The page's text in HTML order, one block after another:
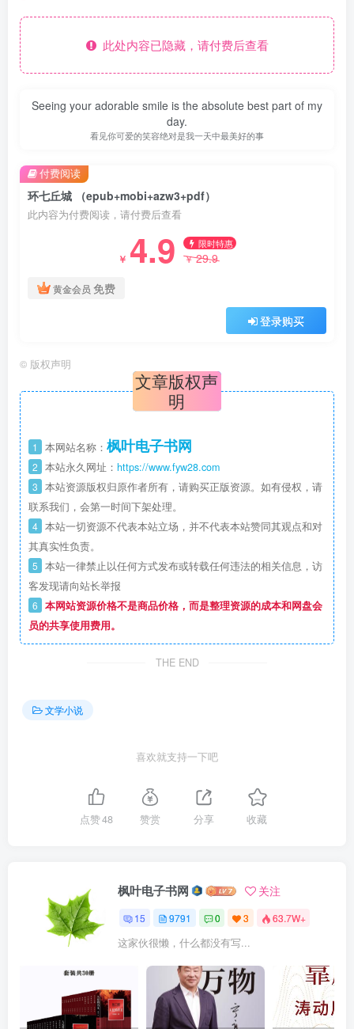
此处内容已隐藏，请付费后查看
Seeing your adorable smile is the absolute best part of my
day.
看见你可爱的笑容绝对是我一天中最美好的事
环七丘城 （epub+mobi+azw3+pdf）
此内容为付费阅读，请付费后查看
￥ 4.9 限时特惠
￥29.9
黄金会员 免费
登录购买
付费阅读
© 版权声明
文章版权声
明
1 本网站名称： 枫叶电子书网
2 本站永久网址： https://www.fyw28.com
3 本站资源版权归原作者所有，请购买正版资源。如有侵权，请
联系我们，会第一时间下架处理。
4 本站一切资源不代表本站立场，并不代表本站赞同其观点和对
其真实性负责。
5 本站一律禁止以任何方式发布或转载任何违法的相关信息，访
客发现请向站长举报
6 本网站资源价格不是商品价格，而是整理资源的成本和网盘会
员的共享使用费用。
THE END
文学小说
喜欢就支持一下吧
点赞48 赞赏 分享 收藏
枫叶电子书网 关注
15 9791 0 3 63.7W+
这家伙很懒，什么都没有写...